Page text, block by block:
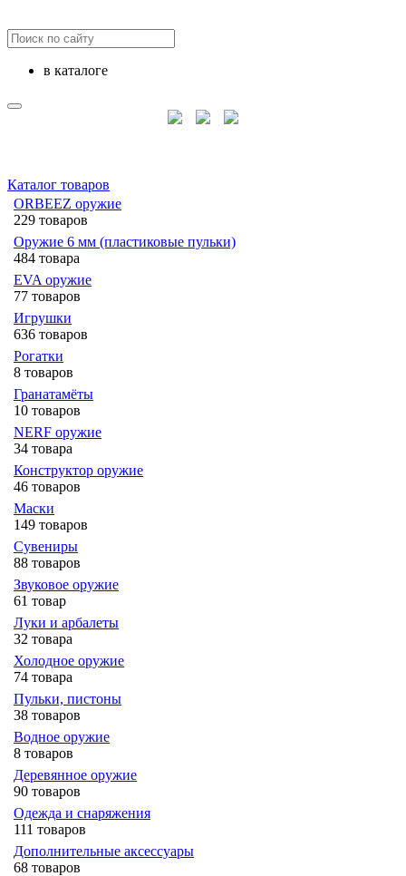
в каталоге
Каталог товаров
ORBEEZ оружие
229 товаров
Оружие 6 мм (пластиковые пульки)
484 товара
EVA оружие
77 товаров
Игрушки
636 товаров
Рогатки
8 товаров
Гранатамёты
10 товаров
NERF оружие
34 товара
Конструктор оружие
46 товаров
Маски
149 товаров
Сувениры
88 товаров
Звуковое оружие
61 товар
Луки и арбалеты
32 товара
Холодное оружие
74 товара
Пульки, пистоны
38 товаров
Водное оружие
8 товаров
Деревянное оружие
90 товаров
Одежда и снаряжения
111 товаров
Дополнительные аксессуары
68 товаров